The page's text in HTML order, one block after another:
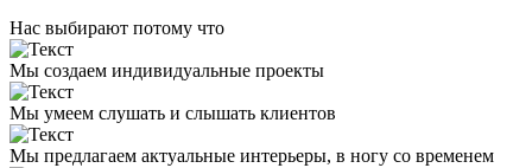
Нас выбирают потому что
Мы создаем индивидуальные проекты
Мы умеем слушать и слышать клиентов
Мы предлагаем актуальные интерьеры, в ногу со временем